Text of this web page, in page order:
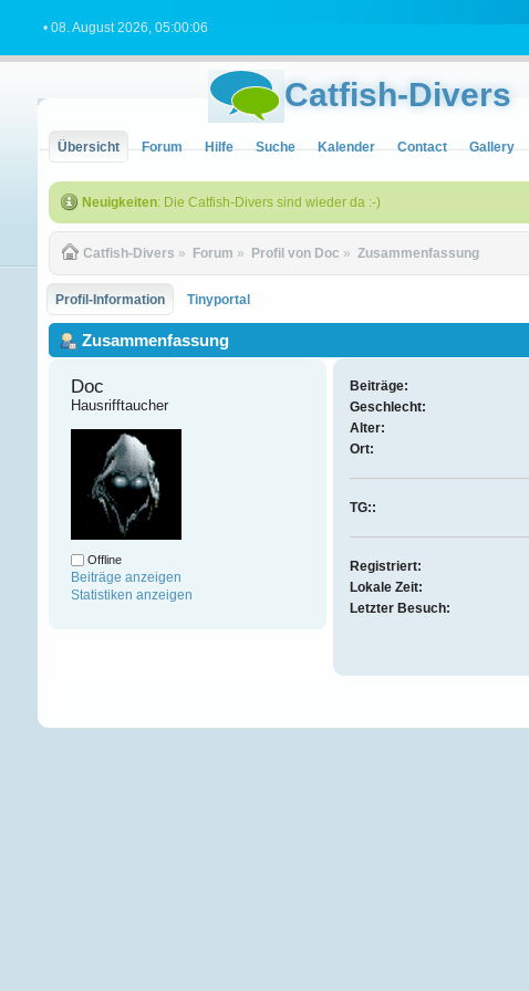
• 08. August 2026, 05:00:06
Catfish-Divers
Übersicht Forum Hilfe Suche Kalender Contact Gallery
Neuigkeiten: Die Catfish-Divers sind wieder da :-)
Catfish-Divers » Forum » Profil von Doc » Zusammenfassung
Profil-Information Tinyportal
Zusammenfassung
Doc
Hausrifftaucher
Offline
Beiträge anzeigen
Statistiken anzeigen
Beiträge:
Geschlecht:
Alter:
Ort:
TG::
Registriert:
Lokale Zeit:
Letzter Besuch: